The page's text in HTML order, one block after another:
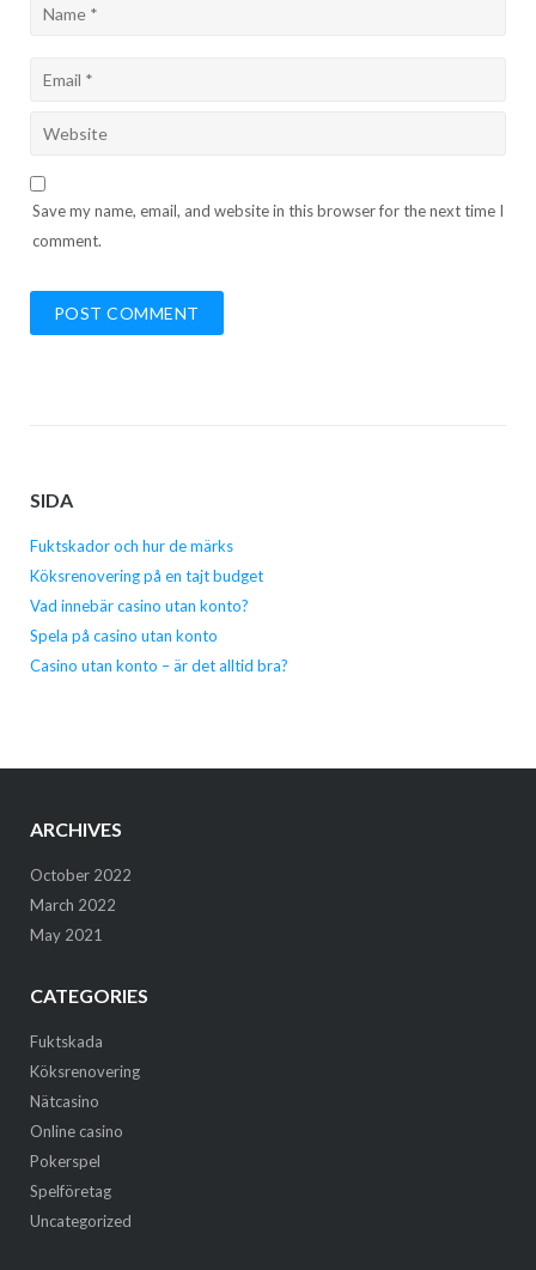
Save my name, email, and website in this browser for the next time I
comment.
SIDA
Fuktskador och hur de märks
Köksrenovering på en tajt budget
Vad innebär casino utan konto?
Spela på casino utan konto
Casino utan konto – är det alltid bra?
ARCHIVES
October 2022
March 2022
May 2021
CATEGORIES
Fuktskada
Köksrenovering
Nätcasino
Online casino
Pokerspel
Spelföretag
Uncategorized